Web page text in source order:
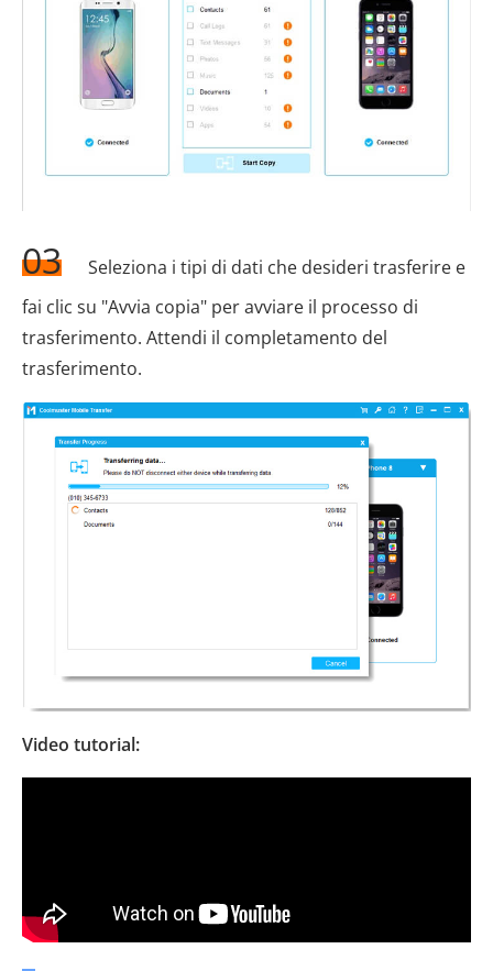
03
Seleziona i tipi di dati che desideri trasferire e
fai clic su "Avvia copia" per avviare il processo di
trasferimento. Attendi il completamento del
trasferimento.
Video tutorial: